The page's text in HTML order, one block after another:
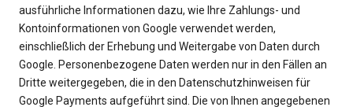
ausführliche Informationen dazu, wie Ihre Zahlungs- und
Kontoinformationen von Google verwendet werden,
einschließlich der Erhebung und Weitergabe von Daten durch
Google. Personenbezogene Daten werden nur in den Fällen an
Dritte weitergegeben, die in den Datenschutzhinweisen für
Google Payments aufgeführt sind. Die von Ihnen angegebenen